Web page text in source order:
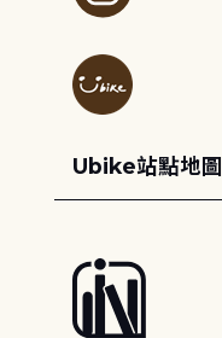
Ubike站點地圖